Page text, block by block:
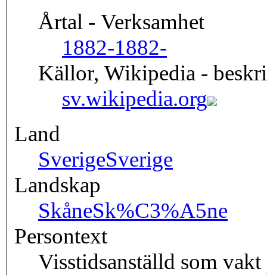
Årtal - Verksamhet
1882-1882-
Källor, Wikipedia -
sv.wikipedia.org
Land
SverigeSverige
Landskap
SkåneSk%C3%A5ne
Persontext
Visstidsanställd som